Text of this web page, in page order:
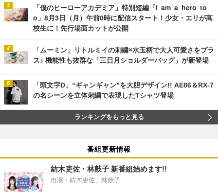
「僕のヒーローアカデミア」特別短編「I am a hero to
o」8月3日（月）午前0時に配信スタート！少女・エリが高
校生に！先行場面カットが公開
「ムーミン」リトルミイの刺繍×水玉柄で大人可愛さをプラ
ス♪ 機能性も抜群な「三日月ショルダーバッグ」が新登場
「頭文字D」“ギャンギャン”を大胆デザイン!! AE86＆RX-7
の名シーンを立体刺繍で表現したTシャツ登場
ランキングをもっと見る
番組更新情報
紡木吏佐・林鼓子 新番組始めます!!
出演：紡木吏佐、林鼓子